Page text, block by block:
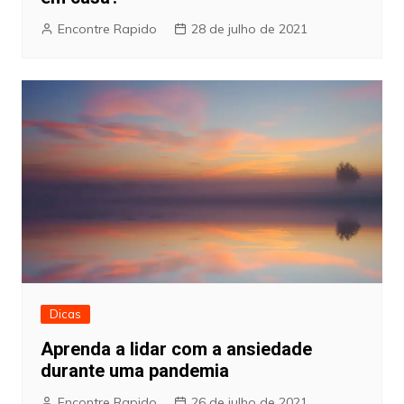
Encontre Rapido 28 de julho de 2021
Dicas
Aprenda a lidar com a ansiedade
durante uma pandemia